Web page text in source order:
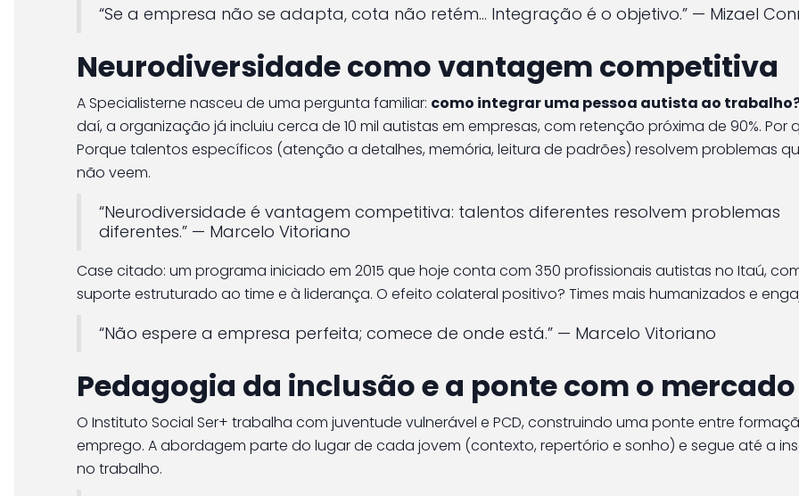
“Se a empresa não se adapta, cota não retém… Integração é o objetivo.” — Mizael
Neurodiversidade como vantagem competitiva
A Specialisterne nasceu de uma pergunta familiar: como integrar uma pessoa autista ao
daí, a organização já incluiu cerca de 10 mil autistas em empresas, com retenção próxima de 90%. Por
Porque talentos específicos (atenção a detalhes, memória, leitura de padrões) resolvem problemas
não veem.
“Neurodiversidade é vantagem competitiva: talentos diferentes resolvem problemas
diferentes.” — Marcelo Vitoriano
Case citado: um programa iniciado em 2015 que hoje conta com 350 profissionais autistas no Itaú,
suporte estruturado ao time e à liderança. O efeito colateral positivo? Times mais humanizados e
“Não espere a empresa perfeita; comece de onde está.” — Marcelo Vitoriano
Pedagogia da inclusão e a ponte com o mercado
O Instituto Social Ser+ trabalha com juventude vulnerável e PCD, construindo uma ponte entre
emprego. A abordagem parte do lugar de cada jovem (contexto, repertório e sonho) e segue até a
no trabalho.